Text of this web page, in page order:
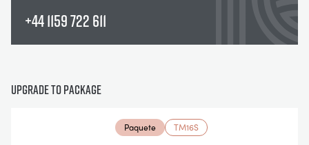
+44 1159 722 611
Upgrade to package
Paquete TM16S